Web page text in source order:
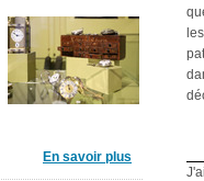
En savoir plus